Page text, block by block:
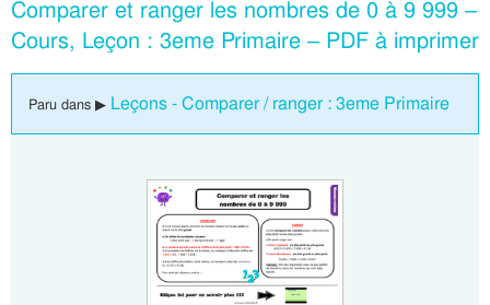
Comparer et ranger les nombres de 0 à 9 999 –
Cours, Leçon : 3eme Primaire – PDF à imprimer
Paru dans ▶ Leçons - Comparer / ranger : 3eme Primaire